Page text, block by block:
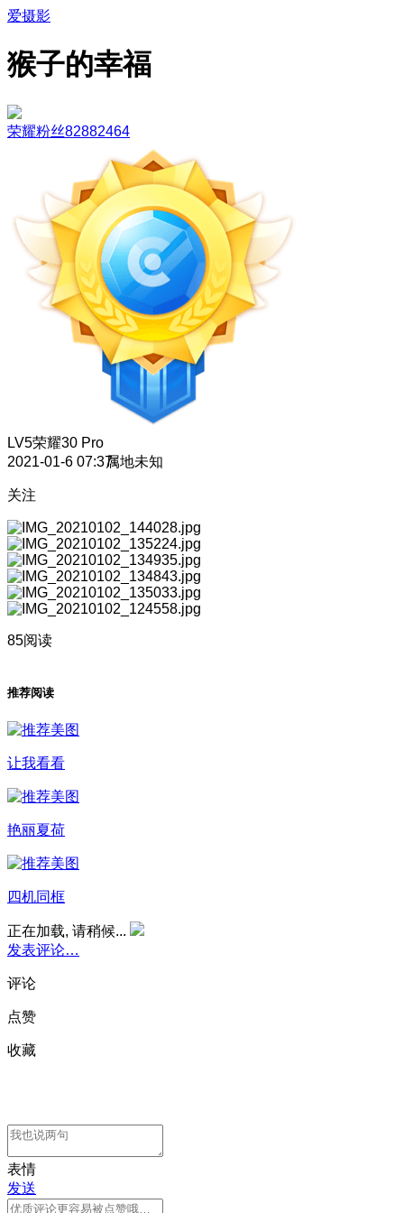
爱摄影
猴子的幸福
荣耀粉丝82882464
LV5荣耀30 Pro
2021-01-6 07:37属地未知
关注
85阅读
推荐阅读
让我看看
艳丽夏荷
四机同框
正在加载, 请稍候...
发表评论…
评论
点赞
收藏
表情
发送